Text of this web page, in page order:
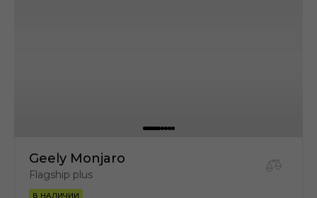
Geely Monjaro
Flagship plus
В НАЛИЧИИ